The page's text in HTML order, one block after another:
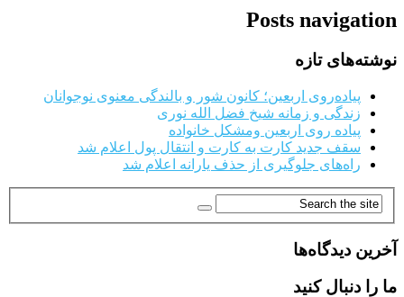
Posts navigation
نوشته‌های تازه
پیاده‌روی اربعین؛ کانون شور و بالندگی معنوی نوجوانان
زندگی و زمانه شیخ فضل الله نوری
پیاده روی اربعین ومشکل خانواده
سقف جدید کارت به کارت و انتقال پول اعلام شد
راه‌های جلوگیری از حذف یارانه اعلام شد
آخرین دیدگاه‌ها
ما را دنبال کنید